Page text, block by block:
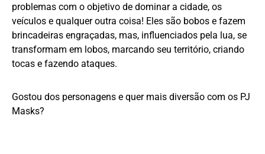
problemas com o objetivo de dominar a cidade, os
veículos e qualquer outra coisa! Eles são bobos e fazem
brincadeiras engraçadas, mas, influenciados pela lua, se
transformam em lobos, marcando seu território, criando
tocas e fazendo ataques.
Gostou dos personagens e quer mais diversão com os PJ
Masks?